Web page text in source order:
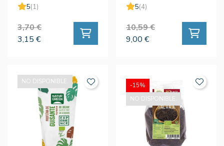
5(1)
3,70 €
3,15 €
5(4)
10,59 €
9,00 €
NO DISPONIBLE.
-15%
NO DISPONIBLE.